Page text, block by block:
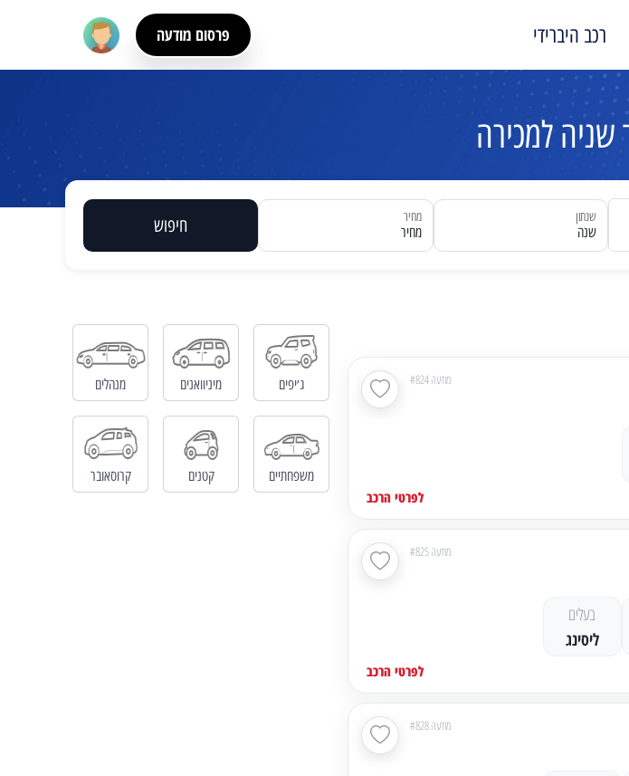
רכב היברידי פרסום מודעה
שנה
שנתון
מחיר
מחיר חיפוש
מודעה #824
לפרטי הרכב
מודעה #825
בעלים
ליסינג
לפרטי הרכב
מודעה #828
ג׳יפים מיניוואנים מנהלים
משפחתיים קטנים קרוסאובר